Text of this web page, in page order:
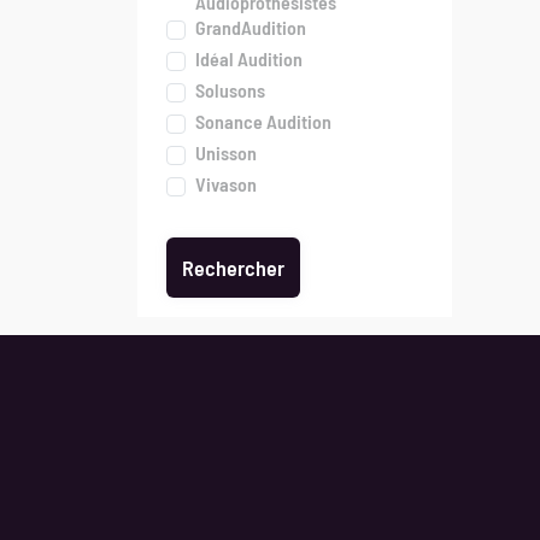
GrandAudition
Idéal Audition
Solusons
Sonance Audition
Unisson
Vivason